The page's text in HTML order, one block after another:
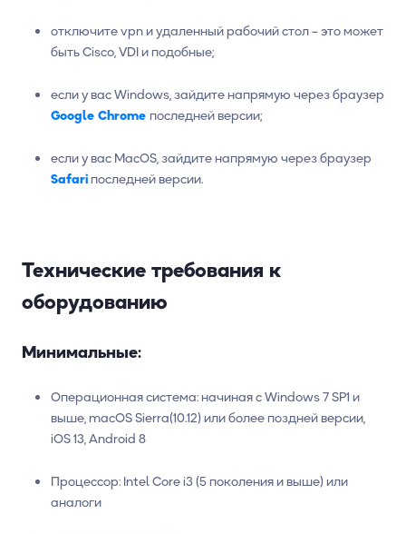
отключите vpn и удаленный рабочий стол – это может
быть Cisco, VDI и подобные;
если у вас Windows, зайдите напрямую через браузер
Google Chromeпоследней версии;
если у вас MacOS, зайдите напрямую через браузер
Safariпоследней версии.
Технические требования к
оборудованию
Минимальные:
Операционная система: начиная с Windows 7 SP1 и
выше, macOS Sierra(10.12) или более поздней версии,
iOS 13, Android 8
Процессор: Intel Core i3 (5 поколения и выше) или
аналоги